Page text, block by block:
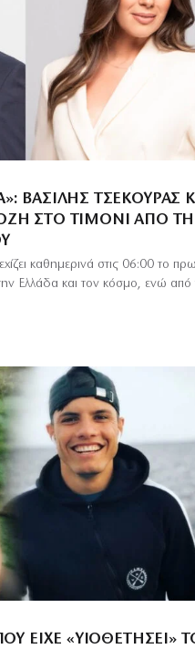
ΒΑΣΊΛΗΣ ΤΣΕΚΟΎΡΑΣ
ΣΤΟ ΤΙΜΌΝΙ ΑΠΌ ΤΗ
καθημερινά στις 06:00 το
Ελλάδα και τον κόσμο, ενώ από
ΕΊΧΕ «ΥΙΟΘΕΤΉΣΕΙ»